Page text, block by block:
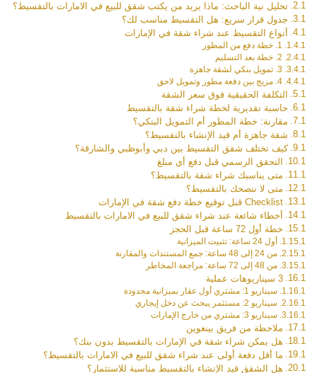
تحليل نية الباحث: ماذا يريد من يكتب شقق للبيع في الامارات بالتقسيط؟
جدول قرار سريع: هل التقسيط مناسب لك؟
أنواع التقسيط عند شراء شقة في الإمارات
1. خطة دفع من المطور
2. خطة بعد التسليم
3. تمويل بنكي لشقة جاهزة
4. مزيج بين دفعة مطور وتمويل لاحق
التكلفة الحقيقية فوق سعر الشقة
حاسبة تقديرية لخطة شراء شقة بالتقسيط
مقارنة: خطة المطور أم التمويل البنكي؟
شقة جاهزة أم قيد الإنشاء بالتقسيط؟
كيف تختلف شقق التقسيط بين دبي وأبوظبي والشارقة؟
التحقق الرسمي قبل دفع أي مبلغ
متى يناسبك شراء شقة بالتقسيط؟
متى لا ننصحك بالتقسيط؟
Checklist قبل توقيع خطة دفع شقة في الإمارات
أخطاء شائعة عند شراء شقق للبيع في الامارات بالتقسيط
خطة أول 72 ساعة قبل الحجز
أول 24 ساعة: تثبيت الميزانية
من 24 إلى 48 ساعة: جمع المستندات والمقارنة
من 48 إلى 72 ساعة: مراجعة المخاطر
3 سيناريوهات عملية
سيناريو 1: مشتري أول عقار بميزانية محدودة
سيناريو 2: مستثمر يبحث عن دخل إيجاري
سيناريو 3: مشتري من خارج الإمارات
ملاحظة من فريق بينغوين
هل يمكن شراء شقة في الإمارات بالتقسيط بدون بنك؟
ما أقل دفعة أولى عند شراء شقق للبيع في الامارات بالتقسيط؟
هل الشقق قيد الإنشاء بالتقسيط مناسبة للاستثمار؟